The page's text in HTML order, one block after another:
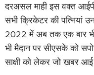
दरअसल माही इस वक्त
सभी क्रिकेटर की पत्नियां
2022 में अब तक एक बार भी
भी मैदान पर सीएसके को
साक्षी को लेकर जो खबर आई